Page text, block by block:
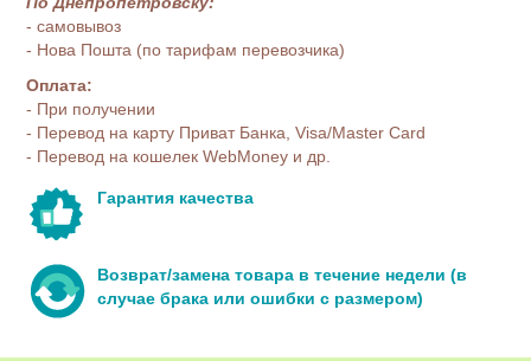
- самовывоз
- Нова Пошта (по тарифам перевозчика)
Оплата:
- При получении
- Перевод на карту Приват Банка, Visa/Master Card
- Перевод на кошелек WebMoney и др.
Гарантия качества
Возврат/замена товара в течение недели (в
случае брака или ошибки с размером)